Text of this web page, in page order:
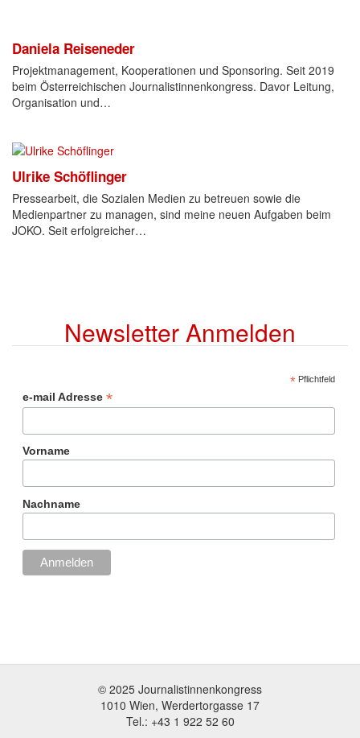
Daniela Reiseneder
Projektmanagement, Kooperationen und Sponsoring. Seit 2019
beim Österreichischen Journalistinnenkongress. Davor Leitung,
Organisation und…
Ulrike Schöflinger
Pressearbeit, die Sozialen Medien zu betreuen sowie die
Medienpartner zu managen, sind meine neuen Aufgaben beim
JOKO. Seit erfolgreicher…
Newsletter Anmelden
*Pflichtfeld
e-mail Adresse *
Vorname
Nachname
© 2025 Journalistinnenkongress
1010 Wien, Werdertorgasse 17
Tel.: +43 1 922 52 60